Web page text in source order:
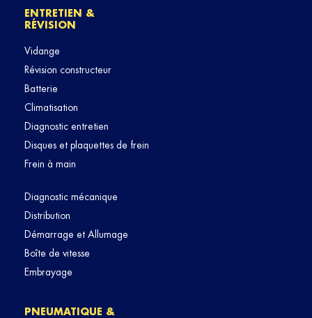
ENTRETIEN &
RÉVISION
Vidange
Révision constructeur
Batterie
Climatisation
Diagnostic entretien
Disques et plaquettes de frein
Frein à main
Diagnostic mécanique
Distribution
Démarrage et Allumage
Boîte de vitesse
Embrayage
PNEUMATIQUE &